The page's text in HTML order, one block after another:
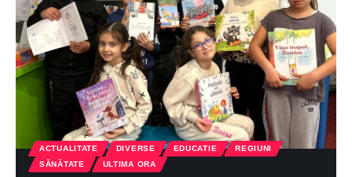
ACTUALITATE DIVERSE EDUCATIE
REGIUNI
SĂNĂTATE
ULTIMA ORA